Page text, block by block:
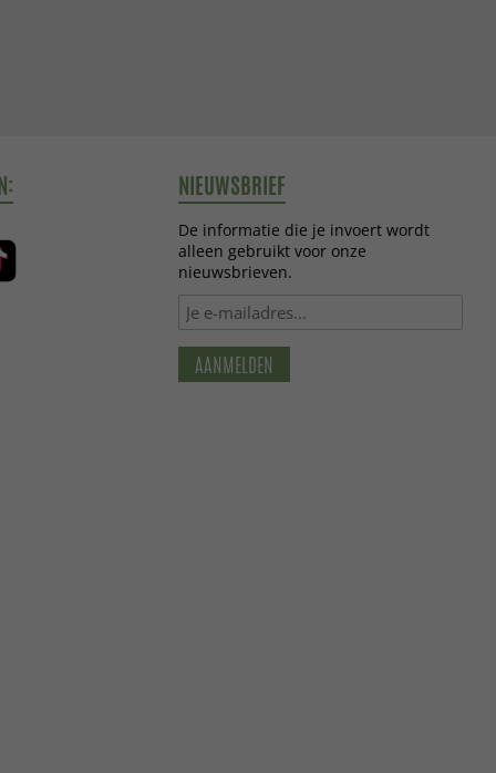
NIEUWSBRIEF
De informatie die je invoert wordt
alleen gebruikt voor onze
nieuwsbrieven.
AANMELDEN